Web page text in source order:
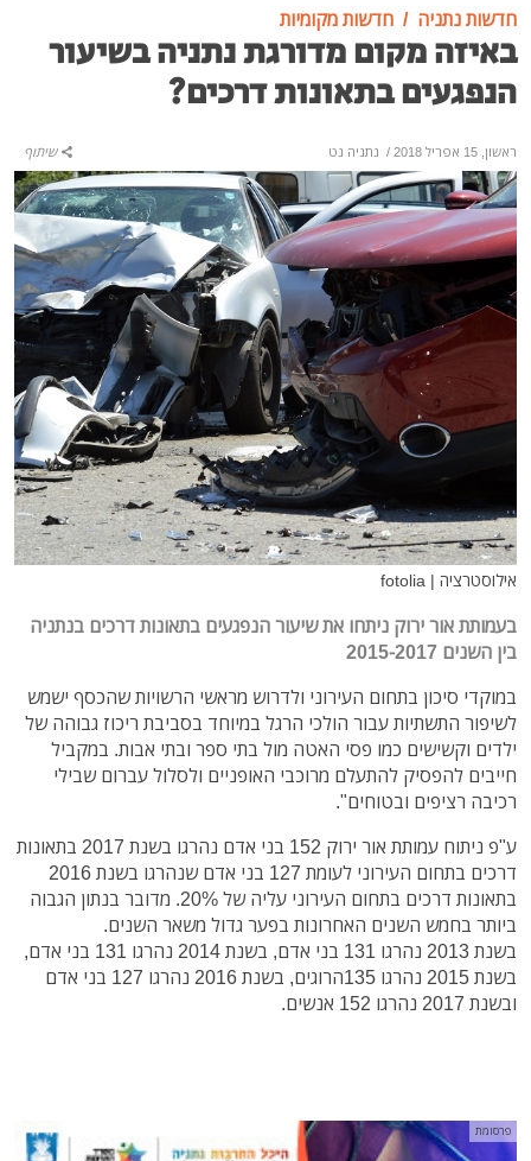
חדשות נתניה חדשות מקומיות
באיזה מקום מדורגת נתניה בשיעור
הנפגעים בתאונות דרכים?
ראשון, 15 אפריל 2018 / נתניה נט שיתוף
אילוסטרציה | fotolia
בעמותת אור ירוק ניתחו את שיעור הנפגעים בתאונות דרכים בנתניה
בין השנים 2015-2017
במוקדי סיכון בתחום העירוני ולדרוש מראשי הרשויות שהכסף ישמש
לשיפור התשתיות עבור הולכי הרגל במיוחד בסביבת ריכוז גבוהה של
ילדים וקשישים כמו פסי האטה מול בתי ספר ובתי אבות. במקביל
חייבים להפסיק להתעלם מרוכבי האופניים ולסלול עברום שבילי
רכיבה רציפים ובטוחים".
ע"פ ניתוח עמותת אור ירוק 152 בני אדם נהרגו בשנת 2017 בתאונות
דרכים בתחום העירוני לעומת 127 בני אדם שנהרגו בשנת 2016
בתאונות דרכים בתחום העירוני עליה של 20%. מדובר בנתון הגבוה
ביותר בחמש השנים האחרונות בפער גדול משאר השנים.
בשנת 2013 נהרגו 131 בני אדם, בשנת 2014 נהרגו 131 בני אדם,
בשנת 2015 נהרגו 135הרוגים, בשנת 2016 נהרגו 127 בני אדם
ובשנת 2017 נהרגו 152 אנשים.
פרסומת